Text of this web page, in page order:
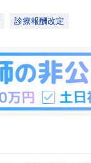
診療報酬改定